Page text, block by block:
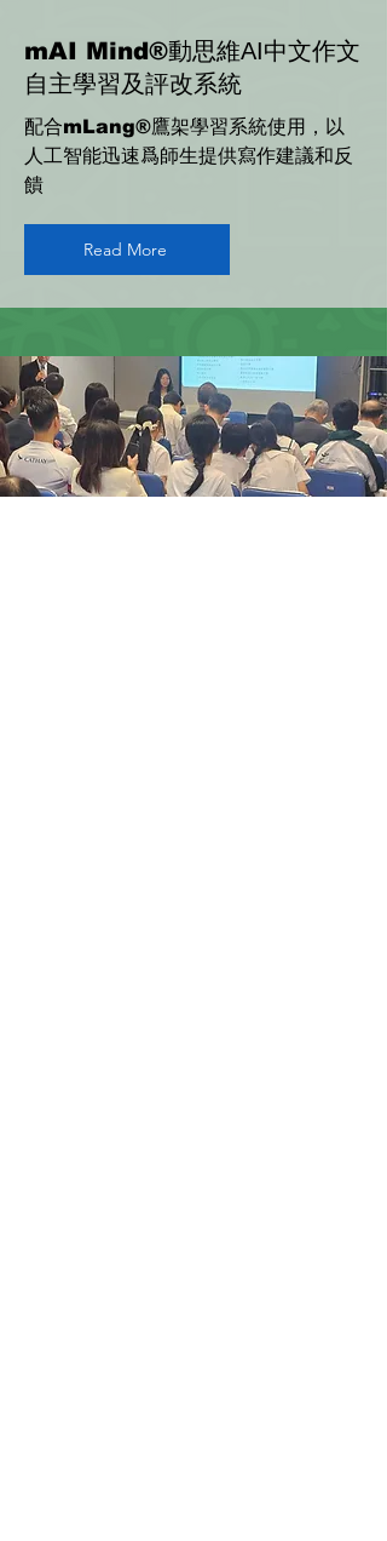
mAI Mind®動思維AI中文作文
自主學習及評改系統
配合mLang®鷹架學習系統使用，以
人工智能迅速爲師生提供寫作建議和反
饋
Read More